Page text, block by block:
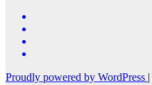
Proudly powered by WordPress |